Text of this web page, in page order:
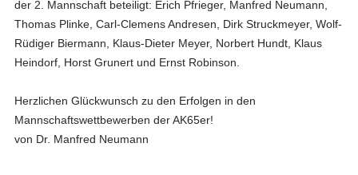
der 2. Mannschaft beteiligt: Erich Pfrieger, Manfred Neumann,
Thomas Plinke, Carl-Clemens Andresen, Dirk Struckmeyer, Wolf-
Rüdiger Biermann, Klaus-Dieter Meyer, Norbert Hundt, Klaus
Heindorf, Horst Grunert und Ernst Robinson.
Herzlichen Glückwunsch zu den Erfolgen in den
Mannschaftswettbewerben der AK65er!
von Dr. Manfred Neumann